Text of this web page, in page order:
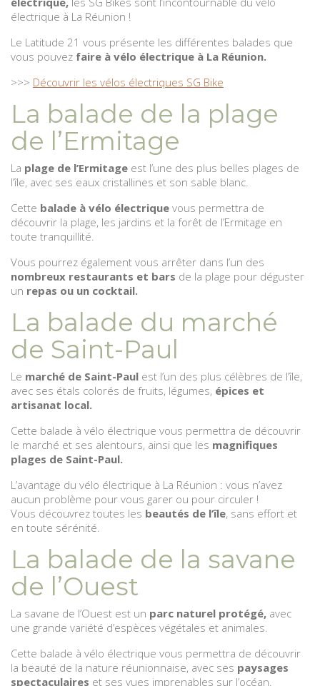
électrique à La Réunion !
Le Latitude 21 vous présente les différentes balades que
vous pouvez faire à vélo électrique à La Réunion.
>>> Découvrir les vélos électriques SG Bike
La balade de la plage
de l’Ermitage
La plage de l’Ermitage est l’une des plus belles plages de
l’île, avec ses eaux cristallines et son sable blanc.
Cette balade à vélo électrique vous permettra de
découvrir la plage, les jardins et la forêt de l’Ermitage en
toute tranquillité.
Vous pourrez également vous arrêter dans l’un des
nombreux restaurants et bars de la plage pour déguster
un repas ou un cocktail.
La balade du marché
de Saint-Paul
Le marché de Saint-Paul est l’un des plus célèbres de l’île,
avec ses étals colorés de fruits, légumes, épices et
artisanat local.
Cette balade à vélo électrique vous permettra de découvrir
le marché et ses alentours, ainsi que les magnifiques
plages de Saint-Paul.
L’avantage du vélo électrique à La Réunion : vous n’avez
aucun problème pour vous garer ou pour circuler !
Vous découvrez toutes les beautés de l’île, sans effort et
en toute sérénité.
La balade de la savane
de l’Ouest
La savane de l’Ouest est un parc naturel protégé, avec
une grande variété d’espèces végétales et animales.
Cette balade à vélo électrique vous permettra de découvrir
la beauté de la nature réunionnaise, avec ses paysages
spectaculaires et ses vues imprenables sur l’océan.